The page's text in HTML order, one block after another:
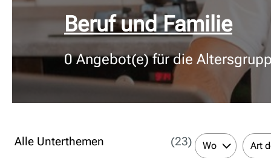
Beruf und Familie
0Angebot(e) für die
Alle Unterthemen (23) Wo Art